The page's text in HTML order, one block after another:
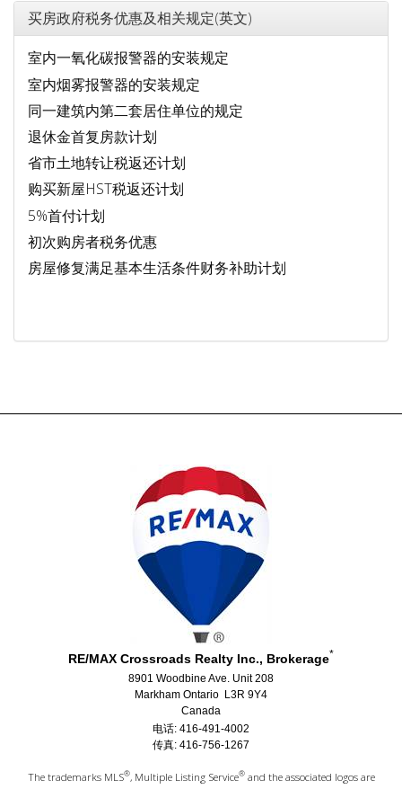
买房政府税务优惠及相关规定(英文)
室内一氧化碳报警器的安装规定
室内烟雾报警器的安装规定
同一建筑内第二套居住单位的规定
退休金首复房款计划
省市土地转让税返还计划
购买新屋HST税返还计划
5%首付计划
初次购房者税务优惠
房屋修复满足基本生活条件财务补助计划
RE/MAX Crossroads Realty Inc., Brokerage*
8901 Woodbine Ave. Unit 208
Markham Ontario L3R 9Y4
Canada
电话: 416-491-4002
传真: 416-756-1267
The trademarks MLS®, Multiple Listing Service®and the associated logos are